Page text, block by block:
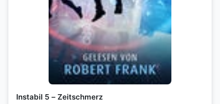
Instabil 5 – Zeitschmerz